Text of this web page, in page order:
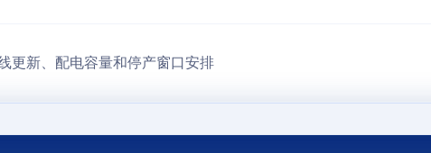
更新、配电容量和停产窗口安排